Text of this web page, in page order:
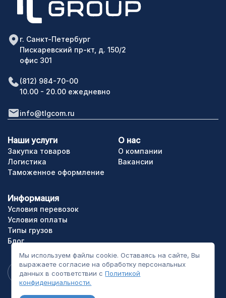
Мы используем файлы cookie. Оставаясь на сайте, Вы
выражаете согласие на обработку персональных
данных в соответствии сПолитикой
конфиденциальности.
г. Санкт-Петербург
Пискаревский пр-кт, д. 150/2
офис 301
(812) 984-70-00
10.00 - 20.00 ежедневно
info@tlgcom.ru
Закупка товаров
Наши услуги
Логистика
Таможенное оформление
О нас
О компании
Вакансии
Информация
Условия перевозок
Условия оплаты
Типы грузов
Блог